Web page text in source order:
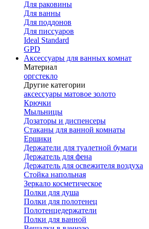
Для раковины
Для ванны
Для поддонов
Для писсуаров
Ideal Standard
GPD
Аксессуары для ванных комнат
Материал
оргстекло
Другие категории
аксессуары матовое золото
Крючки
Мыльницы
Дозаторы и диспенсеры
Стаканы для ванной комнаты
Ершики
Держатели для туалетной бумаги
Держатель для фена
Держатель для освежителя воздуха
Стойка напольная
Зеркало косметическое
Полки для душа
Полки для полотенец
Полотенцедержатели
Полки для ванной